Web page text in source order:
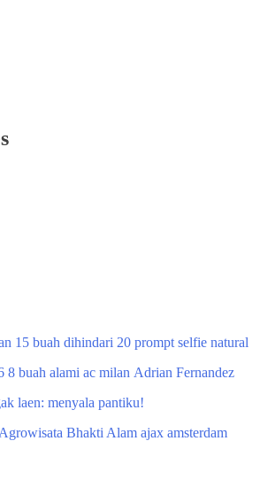
15 buah dihindari 20 prompt selfie natural
8 buah alami ac milan Adrian Fernandez
laen: menyala pantiku!
Agrowisata Bhakti Alam ajax amsterdam